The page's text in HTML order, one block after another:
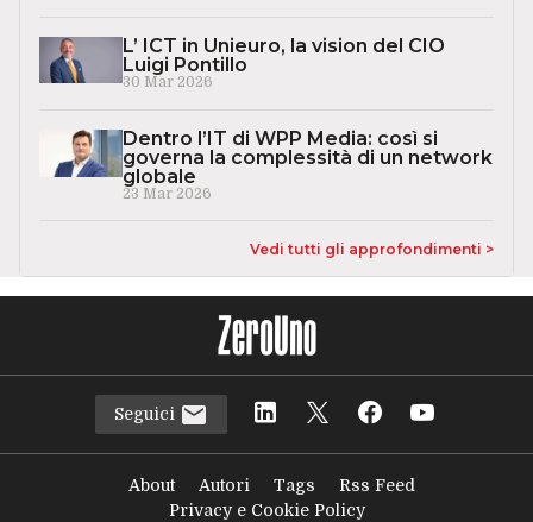
L’ ICT in Unieuro, la vision del CIO
Luigi Pontillo
30 Mar 2026
Dentro l’IT di WPP Media: così si
governa la complessità di un network
globale
23 Mar 2026
Vedi tutti gli approfondimenti >
Seguici
About Autori Tags
Rss Feed
Privacy e Cookie Policy